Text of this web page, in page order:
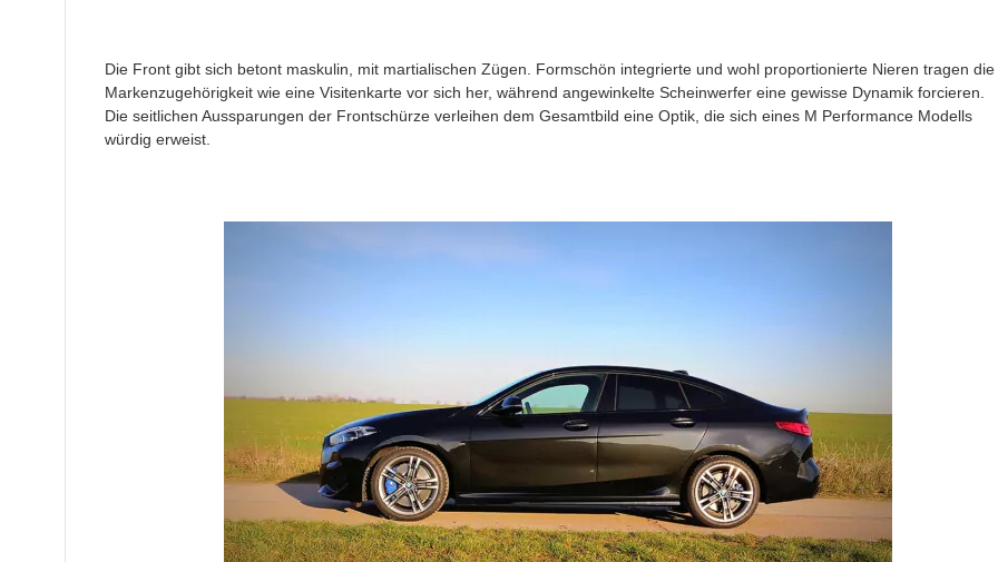
Die Front gibt sich betont maskulin, mit martialischen Zügen. Formschön integrierte und wohl proportionierte Nieren tragen die
Markenzugehörigkeit wie eine Visitenkarte vor sich her, während angewinkelte Scheinwerfer eine gewisse Dynamik forcieren.
Die seitlichen Aussparungen der Frontschürze verleihen dem Gesamtbild eine Optik, die sich eines M Performance Modells
würdig erweist.